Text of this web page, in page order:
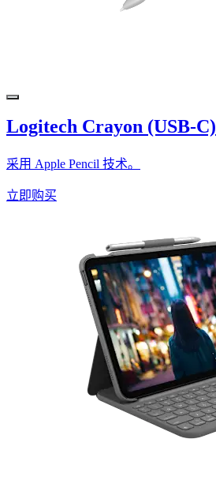
Logitech Crayon (USB-C)
采用 Apple Pencil 技术。
立即购买